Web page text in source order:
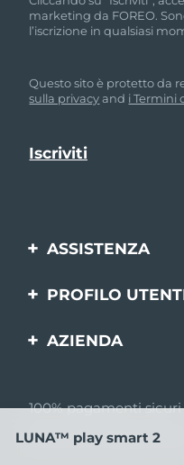
marketing da FOREO.
l’iscrizione in qualsiasi
Questo sito è protetto da
sulla privacyand i Termini
ASSISTENZA
Contattaci
batteria
PROFILO
prodotto
AZIENDA
Affiliazione
Notizie di affiliazione
100% pagamenti sicuri
Recensioni Bazaarvoice
LUNA™ play smart 2